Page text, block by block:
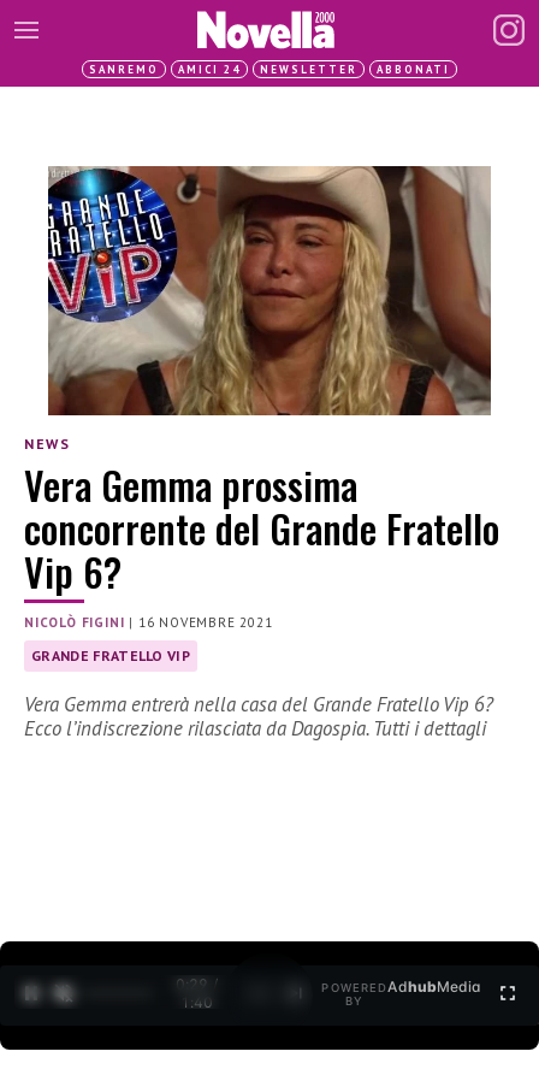
SANREMO AMICI 24 NEWSLETTER ABBONATI
NEWS
Vera Gemma prossima
concorrente del Grande Fratello
Vip 6?
NICOLÒ FIGINI | 16 NOVEMBRE 2021
GRANDE FRATELLO VIP
Vera Gemma entrerà nella casa del Grande Fratello Vip 6?
Ecco l’indiscrezione rilasciata da Dagospia. Tutti i dettagli
0:30 /
1:40
POWERED
BY
AdhubMedia